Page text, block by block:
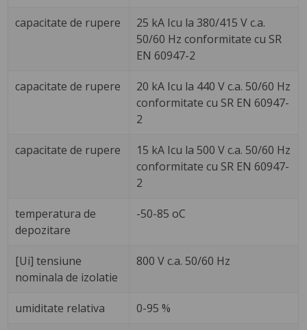
capacitate de rupere
25 kA Icu la 380/415 V c.a.
50/60 Hz conformitate cu SR
EN 60947-2
capacitate de rupere
20 kA Icu la 440 V c.a. 50/60 Hz
conformitate cu SR EN 60947-
2
capacitate de rupere
15 kA Icu la 500 V c.a. 50/60 Hz
conformitate cu SR EN 60947-
2
temperatura de
depozitare
-50-85 oC
[Ui] tensiune
nominala de izolatie
800 V c.a. 50/60 Hz
umiditate relativa 0-95 %